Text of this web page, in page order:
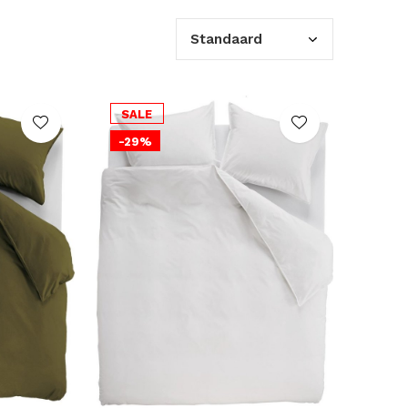
SALE
-29%